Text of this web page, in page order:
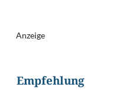
Anzeige
Empfehlung